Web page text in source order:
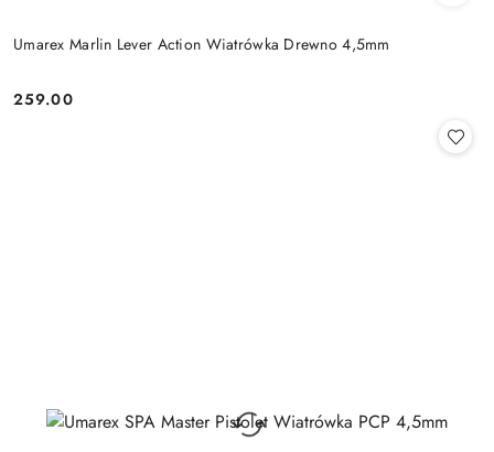
Umarex Marlin Lever Action Wiatrówka Drewno 4,5mm
Cena:
259.00